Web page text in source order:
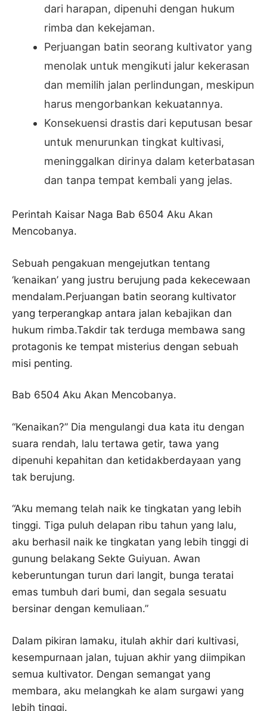
dari harapan, dipenuhi dengan hukum
rimba dan kekejaman.
Perjuangan batin seorang kultivator yang
menolak untuk mengikuti jalur kekerasan
dan memilih jalan perlindungan, meskipun
harus mengorbankan kekuatannya.
Konsekuensi drastis dari keputusan besar
untuk menurunkan tingkat kultivasi,
meninggalkan dirinya dalam keterbatasan
dan tanpa tempat kembali yang jelas.
Perintah Kaisar Naga Bab 6504 Aku Akan
Mencobanya.
Sebuah pengakuan mengejutkan tentang
‘kenaikan’ yang justru berujung pada kekecewaan
mendalam.Perjuangan batin seorang kultivator
yang terperangkap antara jalan kebajikan dan
hukum rimba.Takdir tak terduga membawa sang
protagonis ke tempat misterius dengan sebuah
misi penting.
Bab 6504 Aku Akan Mencobanya.
“Kenaikan?” Dia mengulangi dua kata itu dengan
suara rendah, lalu tertawa getir, tawa yang
dipenuhi kepahitan dan ketidakberdayaan yang
tak berujung.
“Aku memang telah naik ke tingkatan yang lebih
tinggi. Tiga puluh delapan ribu tahun yang lalu,
aku berhasil naik ke tingkatan yang lebih tinggi di
gunung belakang Sekte Guiyuan. Awan
keberuntungan turun dari langit, bunga teratai
emas tumbuh dari bumi, dan segala sesuatu
bersinar dengan kemuliaan.”
Dalam pikiran lamaku, itulah akhir dari kultivasi,
kesempurnaan jalan, tujuan akhir yang diimpikan
semua kultivator. Dengan semangat yang
membara, aku melangkah ke alam surgawi yang
lebih tinggi.